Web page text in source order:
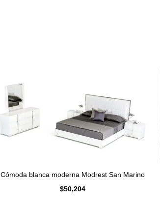
Cómoda blanca moderna Modrest San Marino
$50,204